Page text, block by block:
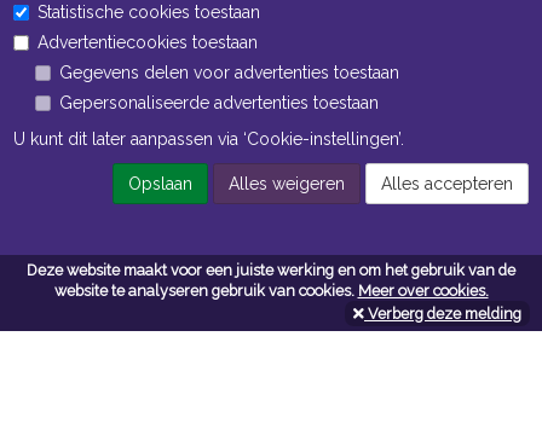
Deze website maakt voor een juiste werking en om het gebruik van de
website te analyseren gebruik van cookies. Meer over cookies.
Verberg deze melding
Openingstijden Kantoor
ma t/m vr 8:30 uur tot 17:00 uur
Openingstijden Magazijn
ma t/m vr 7:00 uur tot 16:30 uur
Navigatie
Algemene voorwaarden
Statistische cookies toestaan
Advertentiecookies toestaan
Gegevens delen voor advertenties toestaan
Gepersonaliseerde advertenties toestaan
U kunt dit later aanpassen via ‘Cookie-instellingen’.
Opslaan Alles weigeren Alles accepteren